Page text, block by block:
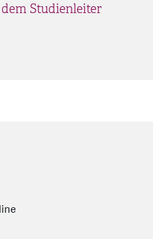
Studienleiter